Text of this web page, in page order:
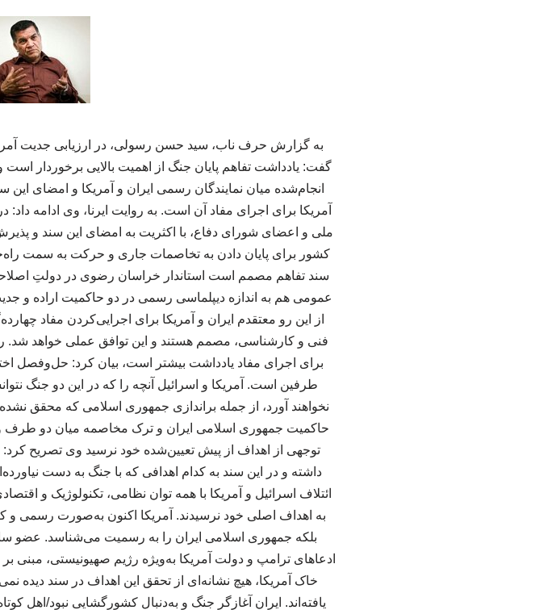
به گزارش حرف ناب، سید حسن رسولی، در ارزیابی جدیت
گفت: یادداشت تفاهم پایان جنگ از اهمیت بالایی برخوردار
انجام‌شده میان نمایندگان رسمی ایران و آمریکا و امضای این
آمریکا برای اجرای مفاد آن است. به روایت ایرنا، وی ادامه
ملی و اعضای شورای دفاع، با اکثریت به امضای این سند و پذیرش
سند تفاهم مصمم است استاندار خراسان رضوی در دولتِ
عمومی هم به اندازه دیپلماسی رسمی در دو حاکمیت اراده و
فنی و کارشناسی، مصمم هستند و این توافق عملی خواهد
برای اجرای مفاد یادداشت بیشتر است، بیان کرد: حل‌وفصل
طرفین است. آمریکا و اسرائیل آنچه را که در این دو جنگ
نخواهند آورد، از جمله براندازی جمهوری اسلامی که محقق
حاکمیت جمهوری اسلامی ایران و ترک مخاصمه میان دو طرف
توجهی از اهداف از پیش تعیین‌شده خود نرسید وی تصریح
داشته و در این سند به کدام اهدافی که با جنگ به دست
ائتلاف اسرائیل و آمریکا با همه توان نظامی، تکنولوژیک و
به اهداف اصلی خود نرسیدند. آمریکا اکنون به‌صورت رسمی و
بلکه جمهوری اسلامی ایران را به رسمیت می‌شناسد. عضو
ادعاهای ترامپ و دولت آمریکا به‌ویژه رژیم صهیونیستی،
خاک آمریکا، هیچ نشانه‌ای از تحقق این اهداف در سند دیده
یافته‌اند. ایران آغازگر جنگ و به‌دنبال کشورگشایی نبود/اهل